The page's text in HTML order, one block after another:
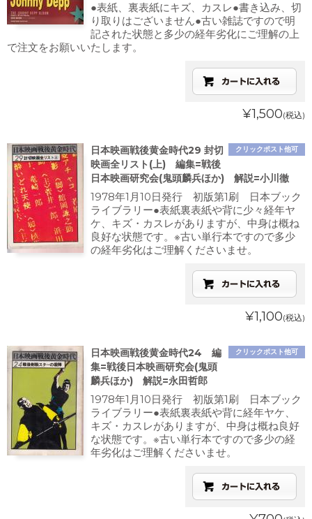
●表紙、裏表紙にキズ、カスレ●書き込み、切
り取りはございません●古い雑誌ですので明
記された状態と多少の経年劣化にご理解の上
で注文をお願いいたします。
¥1,500(税込)
クリックポスト他可
日本映画戦後黄金時代29 封切
映画全リスト(上) 編集=戦後
日本映画研究会(鬼頭麟兵ほか) 解説=小川徹
1978年1月10日発行 初版第1刷 日本ブック
ライブラリー●表紙裏表紙や背に少々経年ヤ
ケ、キズ・カスレがありますが、中身は概ね
良好な状態です。※古い単行本ですので多少
の経年劣化はご理解くださいませ。
¥1,100(税込)
クリックポスト他可
日本映画戦後黄金時代24 編
集=戦後日本映画研究会(鬼頭
麟兵ほか) 解説=永田哲郎
1978年1月10日発行 初版第1刷 日本ブック
ライブラリー●表紙裏表紙や背に経年ヤケ、
キズ・カスレがありますが、中身は概ね良好
な状態です。※古い単行本ですので多少の経
年劣化はご理解くださいませ。